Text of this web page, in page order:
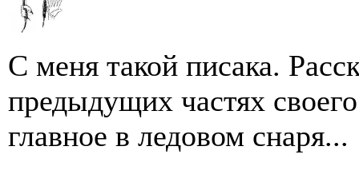
С меня такой писака.
предыдущих частях
главное в ледовом снаря...